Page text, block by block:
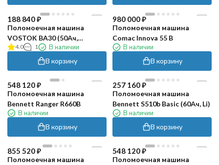
188 840₽
Поломоечная машина
VOSTOK BA30 (50Ач,
LiFePO4)
4.0 1 В наличии
В корзину
980 000₽
Поломоечная машина
Comac Innova 55 B
В наличии
В корзину
548 120₽
Поломоечная машина
Bennett Ranger R660B
В наличии
В корзину
257 160₽
Поломоечная машина
Bennett S510b Basic (60Ач, Li)
В наличии
В корзину
855 520₽
Поломоечная машина
548 120₽
Поломоечная машина